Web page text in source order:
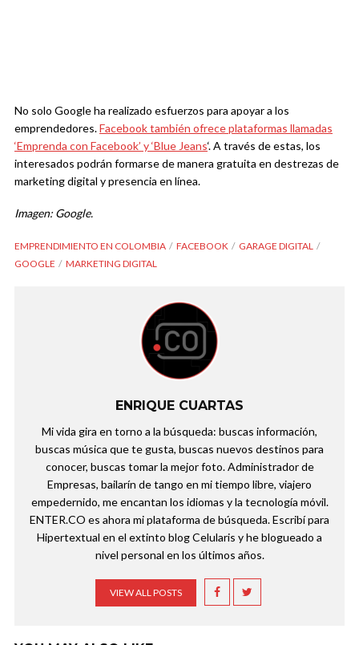
No solo Google ha realizado esfuerzos para apoyar a los
emprendedores.Facebook también ofrece plataformas llamadas
‘Emprenda con Facebook’ y ‘Blue Jeans‘. A través de estas, los
interesados podrán formarse de manera gratuita en destrezas de
marketing digital y presencia en línea.
Imagen: Google.
EMPRENDIMIENTO EN COLOMBIA FACEBOOK
GARAGE DIGITAL
GOOGLE
MARKETING DIGITAL
ENRIQUE CUARTAS
Mi vida gira en torno a la búsqueda: buscas información,
buscas música que te gusta, buscas nuevos destinos para
conocer, buscas tomar la mejor foto. Administrador de
Empresas, bailarín de tango en mi tiempo libre, viajero
empedernido, me encantan los idiomas y la tecnología móvil.
ENTER.CO es ahora mi plataforma de búsqueda. Escribí para
Hipertextual en el extinto blog Celularis y he blogueado a
nivel personal en los últimos años.
VIEW ALL POSTS